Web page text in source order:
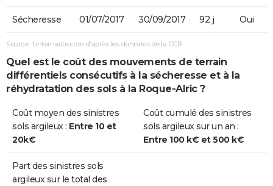
Sécheresse 01/07/2017 30/09/2017 92 j Oui
Source : Linternaute.com d'après les données de la CCR
Quel est le coût des mouvements de terrain
différentiels consécutifs à la sécheresse et à la
réhydratation des sols à la Roque-Alric ?
Coût moyen des sinistres
sols argileux : Entre 10 et
20k€
Coût cumulé des sinistres
sols argileux sur un an :
Entre 100 k€ et 500 k€
Part des sinistres sols
argileux sur le total des